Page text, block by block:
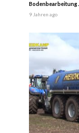
Bodenbearbeitung
9 Jahren ago